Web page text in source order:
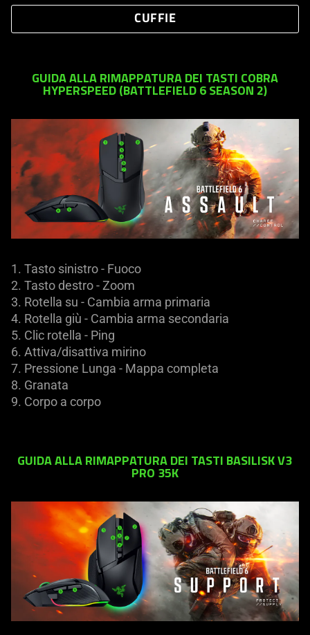
CUFFIE
GUIDA ALLA RIMAPPATURA DEI TASTI COBRA
HYPERSPEED (BATTLEFIELD 6 SEASON 2)
1. Tasto sinistro - Fuoco
2. Tasto destro - Zoom
3. Rotella su - Cambia arma primaria
4. Rotella giù - Cambia arma secondaria
5. Clic rotella - Ping
6. Attiva/disattiva mirino
7. Pressione Lunga - Mappa completa
8. Granata
9. Corpo a corpo
GUIDA ALLA RIMAPPATURA DEI TASTI BASILISK V3
PRO 35K